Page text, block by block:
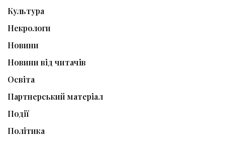
Культура
Некрологи
Новини
Новини від читачів
Освіта
Партнерський матеріал
Події
Політика